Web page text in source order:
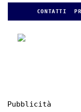
CONTATTI
Pubblicità